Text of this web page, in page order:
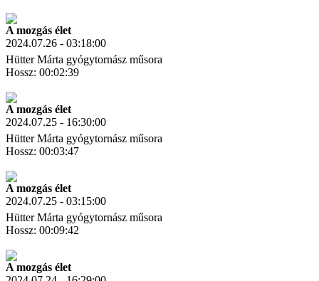
A mozgás élet
2024.07.26 - 03:18:00
Hütter Márta gyógytornász műsora
Hossz: 00:02:39
A mozgás élet
2024.07.25 - 16:30:00
Hütter Márta gyógytornász műsora
Hossz: 00:03:47
A mozgás élet
2024.07.25 - 03:15:00
Hütter Márta gyógytornász műsora
Hossz: 00:09:42
A mozgás élet